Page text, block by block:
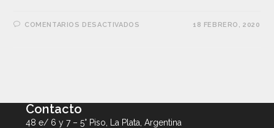
COMENTARIOS DESACTIVADOS 18 FEBRERO, 2020
Contacto
48 e/ 6 y 7 – 5° Piso, La Plata, Argentina